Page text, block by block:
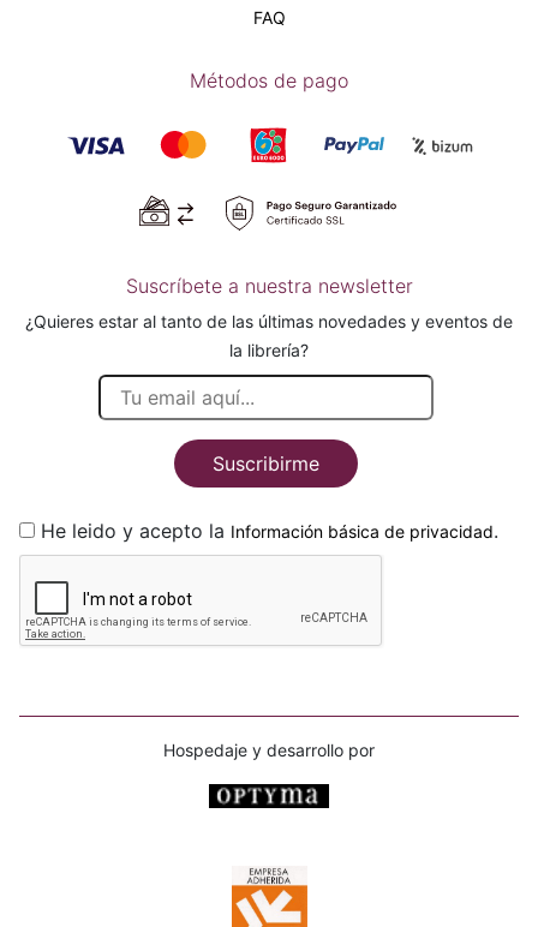
FAQ
Métodos de pago
Suscríbete a nuestra newsletter
¿Quieres estar al tanto de las últimas novedades y eventos de
la librería?
Suscribirme
He leido y acepto la Información básica de privacidad.
Hospedaje y desarrollo por